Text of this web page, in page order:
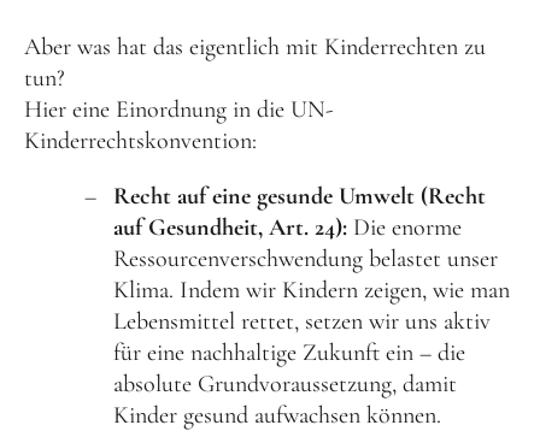
Aber was hat das eigentlich mit Kinderrechten zu
tun?
Hier eine Einordnung in die UN-
Kinderrechtskonvention:
Recht auf eine gesunde Umwelt (Recht
auf Gesundheit, Art. 24): Die enorme
Ressourcenverschwendung belastet unser
Klima. Indem wir Kindern zeigen, wie man
Lebensmittel rettet, setzen wir uns aktiv
für eine nachhaltige Zukunft ein – die
absolute Grundvoraussetzung, damit
Kinder gesund aufwachsen können.